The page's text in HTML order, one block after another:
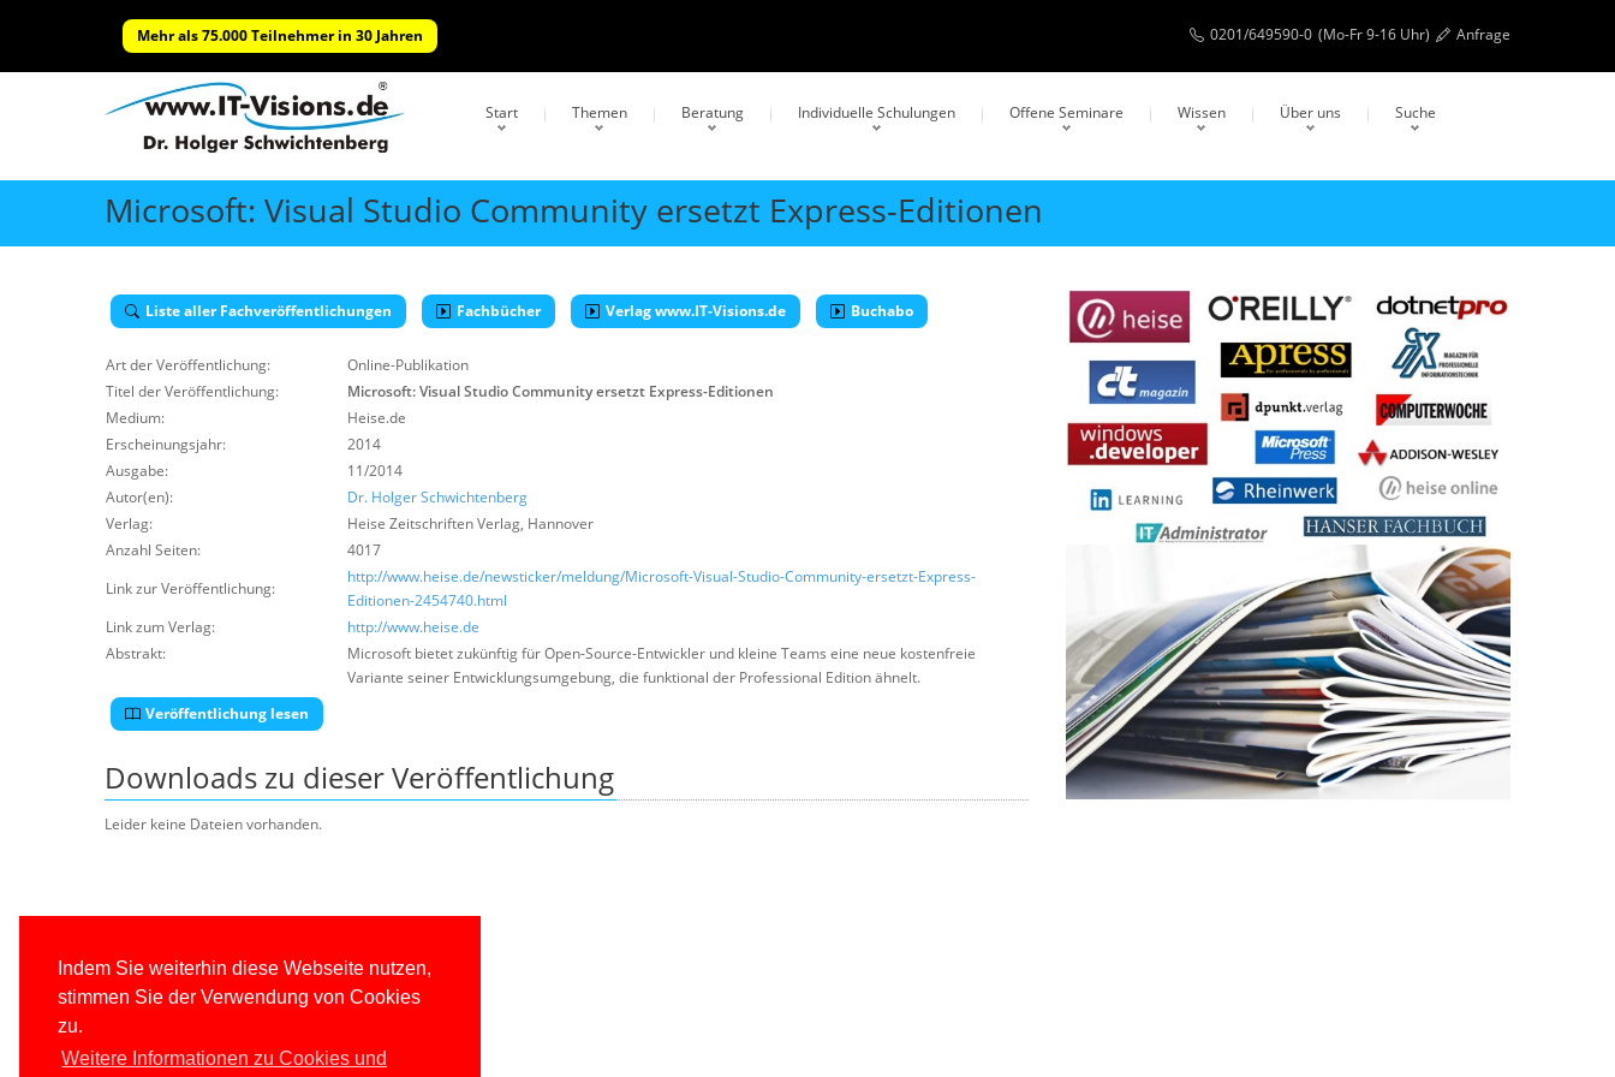
Indem Sie weiterhin diese Webseite nutzen,
stimmen Sie der Verwendung von Cookies
zu.
Weitere Informationen zu Cookies und
Mehr als 75.000 Teilnehmer in 30 Jahren 0201/649590-0 (Mo-Fr 9-16 Uhr) Anfrage
Start Themen Beratung Individuelle Schulungen Offene Seminare Wissen Über uns Suche
Microsoft: Visual Studio Community ersetzt Express-Editionen
Liste aller Fachveröffentlichungen Fachbücher Verlag www.IT-Visions.de Buchabo
Art der Veröffentlichung:
Online-Publikation
Titel der Veröffentlichung:
Microsoft: Visual Studio Community ersetzt Express-Editionen
Medium:
Heise.de
Erscheinungsjahr:
2014
Ausgabe:
11/2014
Autor(en):
Dr. Holger Schwichtenberg
Verlag:
Heise Zeitschriften Verlag, Hannover
Anzahl Seiten:
4017
Link zur Veröffentlichung:
http://www.heise.de/newsticker/meldung/Microsoft-Visual-Studio-Community-ersetzt-Express-
Editionen-2454740.html
Link zum Verlag:
http://www.heise.de
Abstrakt:
Microsoft bietet zukünftig für Open-Source-Entwickler und kleine Teams eine neue kostenfreie
Variante seiner Entwicklungsumgebung, die funktional der Professional Edition ähnelt.
Veröffentlichung lesen
Downloads zu dieser Veröffentlichung
Leider keine Dateien vorhanden.